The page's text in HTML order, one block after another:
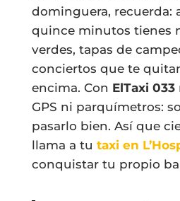
dominguera, recuerda:
quince minutos tienes
verdes, tapas de
conciertos que te
encima. Con ElTaxi 033
GPS ni parquímetros:
pasarlo bien. Así que
llama a tu taxi en
conquistar tu propio